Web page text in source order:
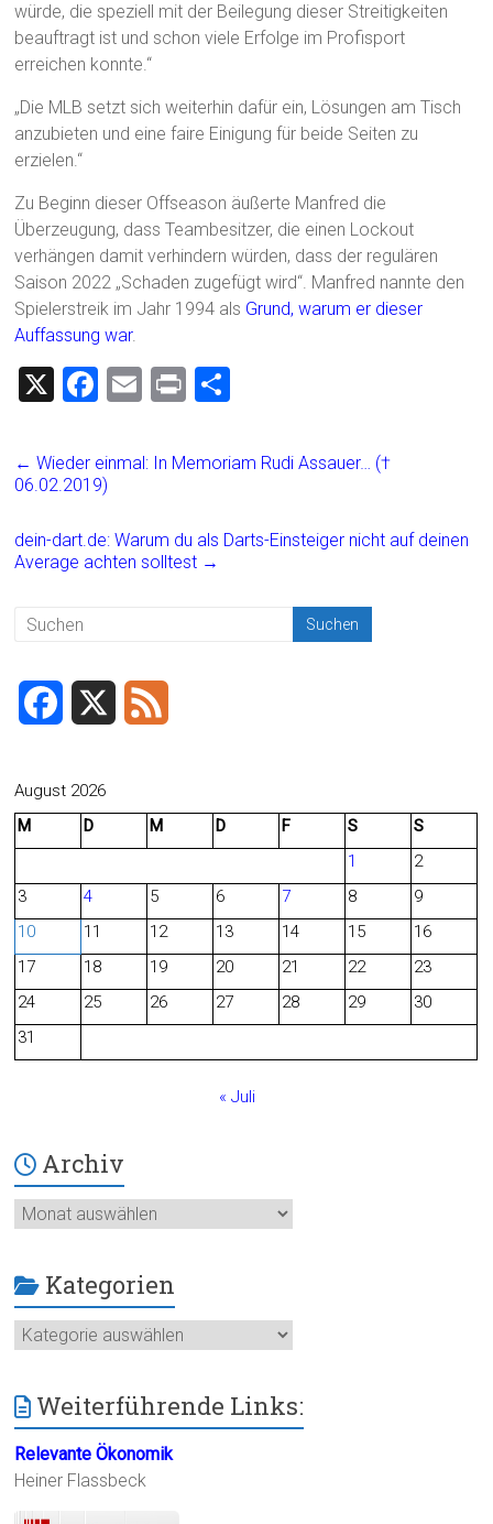
würde, die speziell mit der Beilegung dieser Streitigkeiten
beauftragt ist und schon viele Erfolge im Profisport
erreichen konnte.“
„Die MLB setzt sich weiterhin dafür ein, Lösungen am Tisch
anzubieten und eine faire Einigung für beide Seiten zu
erzielen.“
Zu Beginn dieser Offseason äußerte Manfred die
Überzeugung, dass Teambesitzer, die einen Lockout
verhängen damit verhindern würden, dass der regulären
Saison 2022 „Schaden zugefügt wird“. Manfred nannte den
Spielerstreik im Jahr 1994 als Grund, warum er dieser
Auffassung war.
X
F
ce
b
o
ok
E
ai
Pr
t
e
← Wieder einmal: In Memoriam Rudi Assauer… (†
06.02.2019)
dein-dart.de: Warum du als Darts-Einsteiger nicht auf deinen
Average achten solltest →
c
b
o
August 2026
M
D M D F S
S
1
2
3
4 5 6 7 8
9
10
11 12 13 14 15
16
17
18 19 20 21 22
23
24
25 26 27 28 29
30
31
« Juli
Archiv
Archiv
Kategorien
Kategorien
Weiterführende Links:
Relevante Ökonomik
Heiner Flassbeck